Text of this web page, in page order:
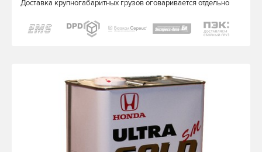
Доставка крупногабаритных грузов оговаривается отдельно